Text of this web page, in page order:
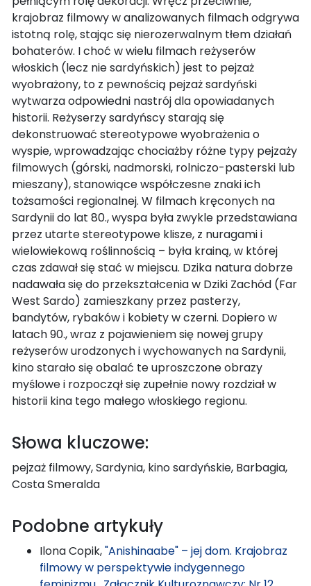
krajobraz filmowy w analizowanych filmach odgrywa
istotną rolę, stając się nierozerwalnym tłem działań
bohaterów. I choć w wielu filmach reżyserów
włoskich (lecz nie sardyńskich) jest to pejzaż
wyobrażony, to z pewnością pejzaż sardyński
wytwarza odpowiedni nastrój dla opowiadanych
historii. Reżyserzy sardyńscy starają się
dekonstruować stereotypowe wyobrażenia o
wyspie, wprowadzając chociażby różne typy pejzaży
filmowych (górski, nadmorski, rolniczo-pasterski lub
mieszany), stanowiące współczesne znaki ich
tożsamości regionalnej. W filmach kręconych na
Sardynii do lat 80., wyspa była zwykle przedstawiana
przez utarte stereotypowe klisze, z nuragami i
wielowiekową roślinnością – była krainą, w której
czas zdawał się stać w miejscu. Dzika natura dobrze
nadawała się do przekształcenia w Dziki Zachód (Far
West Sardo) zamieszkany przez pasterzy,
bandytów, rybaków i kobiety w czerni. Dopiero w
latach 90., wraz z pojawieniem się nowej grupy
reżyserów urodzonych i wychowanych na Sardynii,
kino starało się obalać te uproszczone obrazy
myślowe i rozpoczął się zupełnie nowy rozdział w
historii kina tego małego włoskiego regionu.
Słowa kluczowe:
pejzaż filmowy, Sardynia, kino sardyńskie, Barbagia,
Costa Smeralda
Podobne artykuły
Ilona Copik,"Anishinaabe" – jej dom. Krajobraz
filmowy w perspektywie indygennego